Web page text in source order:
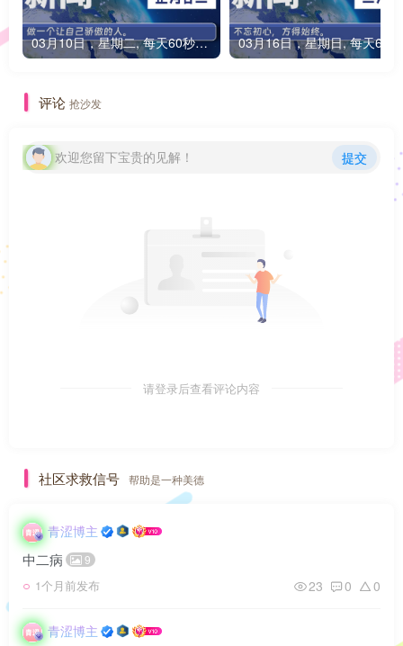
03月10日，星期二, 每天60秒读懂全世界！
评论 抢沙发
欢迎您留下宝贵的见解！ 提交
请登录后查看评论内容
社区求救信号 帮助是一种美德
青涩博主
中二病 9
1个月前发布 23 0 0
青涩博主